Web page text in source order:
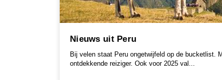
Nieuws uit Peru
Bij velen staat Peru ongetwijfeld op de bucketlist.
ontdekkende reiziger. Ook voor 2025 val...